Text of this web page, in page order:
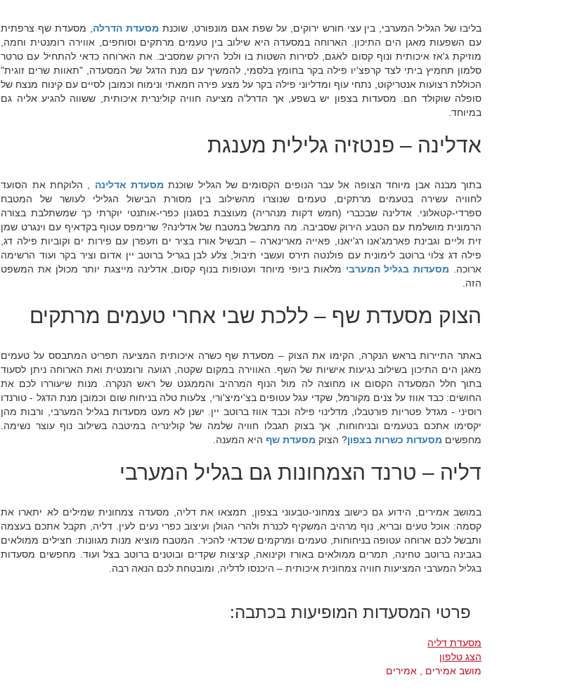
בליבו של הגליל המערבי, בין עצי חורש ירוקים, על שפת אגם מונפורט, שוכנת מסעדת הדרלה , מסעדת שף צרפתית
עם השפעות מאגן הים התיכון. הארוחה במסעדה היא שילוב בין טעמים מרתקים וסוחפים, אווירה רומנטית וחמה,
מוזיקת ג'אז איכותית ונוף קסום לאגם, לסירות השטות בו ולכל הירוק שמסביב. את הארוחה כדאי להתחיל עם טרטר
סלמון תחמיץ ביתי לצד קרפצ'יו פילה בקר בחומץ בלסמי, להמשיך עם מנת הדגל של המסעדה, "תאוות שרים זוגית"
הכוללת רצועות אנטריקוט, נתחי עוף ומדליוני פילה בקר על מצע פירה חמאתי ונימוח וכמובן לסיים עם קינוח מנצח של
סופלה שוקולד חם. מסעדות בצפון יש בשפע, אך הדרל'ה מציעה חוויה קולינרית איכותית, ששווה להגיע אליה גם
במיוחד.
אדלינה – פנטזיה גלילית מענגת
בתוך מבנה אבן מיוחד הצופה אל עבר הנופים הקסומים של הגליל שוכנת מסעדת אדלינה , הלוקחת את הסועד
לחוויה עשירה בטעמים מרתקים, טעמים שנוצרו מהשילוב בין מסורת הבישול הגלילי לעושר של המטבח
ספרדי-קטאלוני. אדלינה שבכברי (חמש דקות מנהריה) מעוצבת בסגנון כפרי-אותנטי יוקרתי כך שמשתלבת בצורה
הרמונית מושלמת עם הטבע הירוק שסביבה. מה מתבשל במטבח של אדלינה? שרימפס עטוף בקדאיף עם וינגרט שמן
זית וליים וגבינת פארמג'אנו רג'יאנו, פאייה מארינארה – תבשיל אורז בציר ים וזעפרן עם פירות ים וקוביות פילה דג,
פילה דג צלוי ברוטב לימונית עם פולנטה תירס ועשבי תיבול, צלע לבן בגריל ברוטב יין אדום וציר בקר ועוד הרשימה
ארוכה. מסעדות בגליל המערבי מלאות ביופי מיוחד ועטופות בנוף קסום, אדלינה מייצגת יותר מכולן את המשפט
הזה.
הצוק מסעדת שף – ללכת שבי אחרי טעמים מרתקים
באתר התיירות בראש הנקרה, הקימו את הצוק – מסעדת שף כשרה איכותית המציעה תפריט המתבסס על טעמים
מאגן הים התיכון בשילוב נגיעות אישיות של השף. האווירה במקום שקטה, רגועה ורומנטית ואת הארוחה ניתן לסעוד
בתוך חלל המסעדה הקסום או מחוצה לה מול הנוף המרהיב והממגנט של ראש הנקרה. מנות שיעוררו לכם את
החושים: כבד אווז על צנים מקורמל, שקדי עגל עטופים בצ'ימיצ'ורי, צלעות טלה בניחוח שום וכמובן מנת הדגל - טורנדו
רוסיני - מגדל פטריות פורטבלו, מדלינוי פילה וכבד אווז ברוטב יין. ישנן לא מעט מסעדות בגליל המערבי, ורבות מהן
יקסימו אתכם בטעמים ובניחוחות, אך בצוק תגבלו חוויה שלמה של קולינריה במיטבה בשילוב נוף עוצר נשימה.
מחפשים מסעדות כשרות בצפון? הצוק מסעדת שף היא המענה.
דליה – טרנד הצמחונות גם בגליל המערבי
במושב אמירים, הידוע גם כישוב צמחוני-טבעוני בצפון, תמצאו את דליה, מסעדה צמחונית שמילים לא יתארו את
קסמה: אוכל טעים ובריא, נוף מרהיב המשקיף לכנרת ולהרי הגולן ועיצוב כפרי נעים לעין. דליה, תקבל אתכם בעצמה
ותבשל לכם ארוחה עטופה בניחוחות, טעמים ומרקמים שכדאי להכיר. המטבח מוציא מנות מגוונות: חצילים ממולאים
בגבינה ברוטב טחינה, תמרים ממולאים באורז וקינואה, קציצות שקדים ובוטנים ברוטב בצל ועוד. מחפשים מסעדות
בגליל המערבי המציעות חוויה צמחונית איכותית – היכנסו לדליה, ומובטחת לכם הנאה רבה.
פרטי המסעדות המופיעות בכתבה:
מסעדת דליה
הצג טלפון
מושב אמירים , אמירים